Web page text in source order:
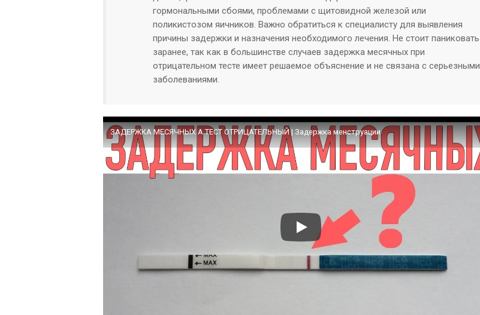
гормональными сбоями, проблемами с щитовидной железой или
поликистозом яичников. Важно обратиться к специалисту для выявления
причины задержки и назначения необходимого лечения. Не стоит паниковать
заранее, так как в большинстве случаев задержка месячных при
отрицательном тесте имеет решаемое объяснение и не связана с серьезными
заболеваниями.
ЗАДЕРЖКА МЕСЯЧНЫХ А ТЕСТ ОТРИЦАТЕЛЬНЫЙ | Задержка менструации